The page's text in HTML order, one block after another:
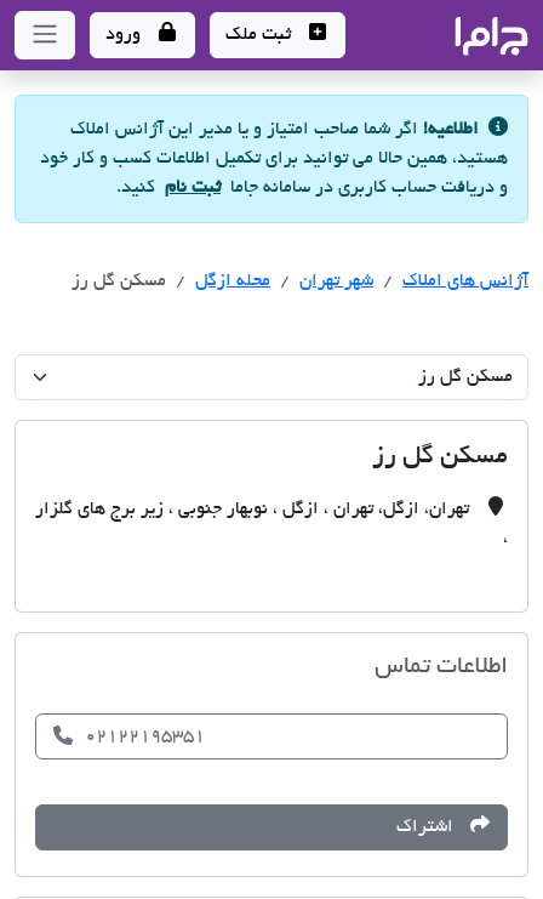
- سامانه جامع املاک و مشاورین املاک
ثبت ملک ورود
اطلاعیه! اگر شما صاحب امتیاز و یا مدیر این آژانس املاک
هستید، همین حالا می توانید برای تکمیل اطلاعات کسب و کار خود
و دریافت حساب کاربری در سامانه جاماثبت نام کنید.
آژانس های املاک آژانس های املاک
شهر تهران آژانس های املاک
محله ازگل مسکن گل رز
مسکن گل رز
تهران، ازگل، تهران ، ازگل ، نوبهار جنوبی ، زیر برج های گلزار
،
اطلاعات تماس
02122195351
اشتراک